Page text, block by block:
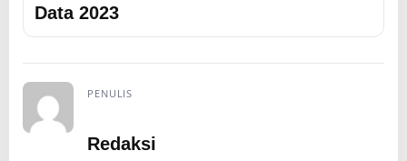
Data 2023
PENULIS
Redaksi